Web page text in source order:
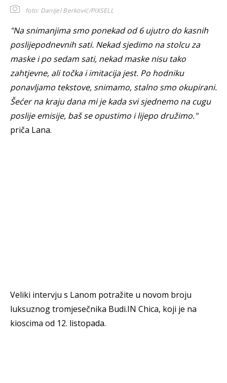
foto: Danijel Berković/PIXSELL
"Na snimanjima smo ponekad od 6 ujutro do kasnih
poslijepodnevnih sati. Nekad sjedimo na stolcu za
maske i po sedam sati, nekad maske nisu tako
zahtjevne, ali točka i imitacija jest. Po hodniku
ponavljamo tekstove, snimamo, stalno smo okupirani.
Šećer na kraju dana mi je kada svi sjednemo na cugu
poslije emisije, baš se opustimo i lijepo družimo."
priča Lana.
Veliki intervju s Lanom potražite u novom broju
luksuznog tromjesečnika Budi.IN Chica, koji je na
kioscima od 12. listopada.